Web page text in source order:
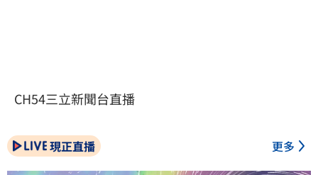
CH54三立新聞台直播
現正直播 更多